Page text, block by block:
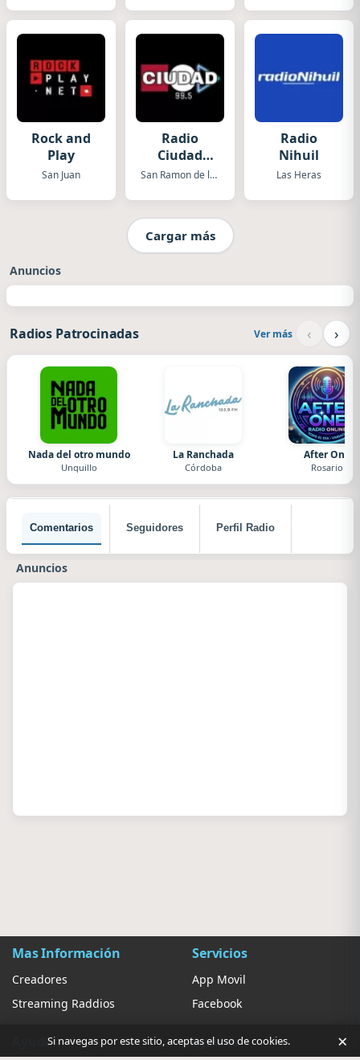
Rock and
Play
San Juan
Radio
Ciudad
Orán
San Ramon de la Nueva Oran
Radio
Nihuil
Las Heras
Cargar más
Anuncios
Radios Patrocinadas Ver más ‹ ›
Nada del otro mundo
Unquillo
La Ranchada
Córdoba
After One
Rosario
Comentarios Seguidores Perfil Radio
Anuncios
Mas Información
Creadores
Streaming Raddios
Servicios
App Movil
Facebook
Ayuda Ajustes
Si navegas por este sitio, aceptas el uso de cookies. ×